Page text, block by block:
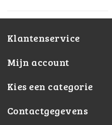
Klantenservice
Mijn account
Kies een categorie
Contactgegevens